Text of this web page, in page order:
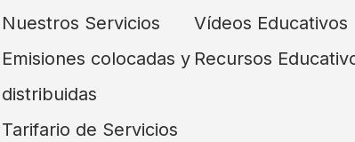
Nuestros Servicios
Emisiones colocadas y
distribuidas
Tarifario de Servicios
Vídeos Educativos
Recursos